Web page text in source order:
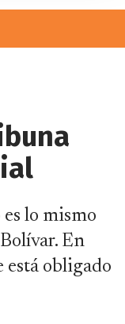
lo mismo
En
está obligado